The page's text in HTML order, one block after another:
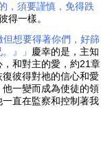
，須要謹慎，免得跌
得一樣。
但想要得著你們，好篩
』」 慶幸的是，主知
和對主的愛，約21章
彼得對祂的信心和愛
一變而成為使徒的領
直在監察和控制著我